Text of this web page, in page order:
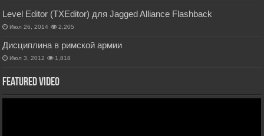
Level Editor (TXEditor) для Jagged Alliance Flashback
Июл 26, 2014 2,205
Дисциплина в римской армии
Июл 3, 2012 1,818
Featured Video